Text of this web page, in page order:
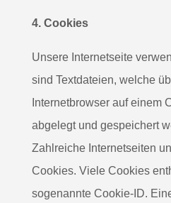
4. Cookies
Unsere Internetseite
sind Textdateien, welche
Internetbrowser auf einem
abgelegt und gespeichert
Zahlreiche Internetseiten
Cookies. Viele Cookies
sogenannte Cookie-ID.